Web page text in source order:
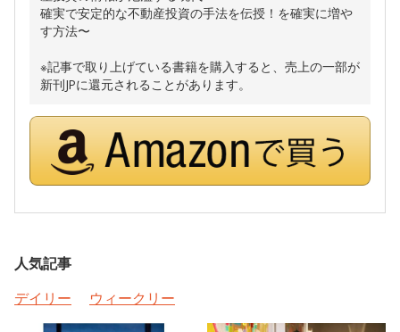
確実で安定的な不動産投資の手法を伝授！を確実に増や
す方法〜
※記事で取り上げている書籍を購入すると、売上の一部が
新刊JPに還元されることがあります。
人気記事
デイリー
ウィークリー